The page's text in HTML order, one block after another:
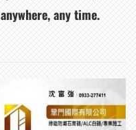
any time.